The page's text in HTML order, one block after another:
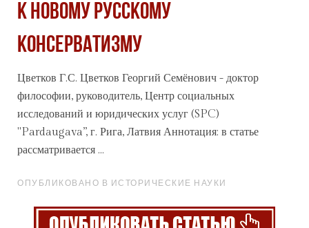
К НОВОМУ РУССКОМУ
КОНСЕРВАТИЗМУ
Цветков Г.С. Цветков Георгий Семёнович - доктор
философии, руководитель, Центр социальных
исследований и юридических услуг (SPC)
"Pardaugava”, г. Рига, Латвия Аннотация: в статье
рассматривается ...
ОПУБЛИКОВАНО В ИСТОРИЧЕСКИЕ НАУКИ